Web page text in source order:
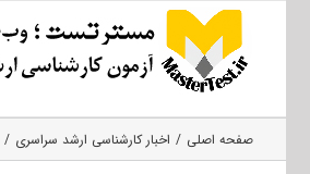
صفحه اصلی اخبار کارشناسی ارشد سراسری